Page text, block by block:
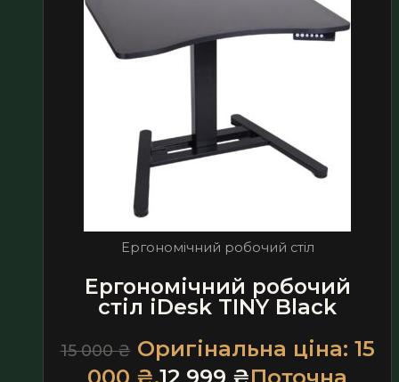
Ергономічний робочий стіл
Ергономічний робочий
стіл iDesk TINY Black
15 000₴ Оригінальна ціна: 15